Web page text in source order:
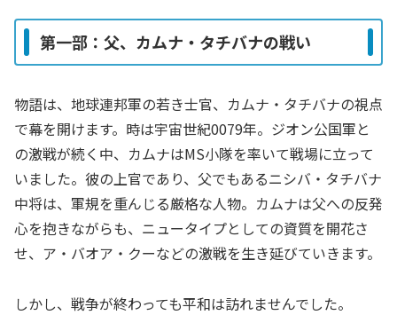
第一部：父、カムナ・タチバナの戦い
物語は、地球連邦軍の若き士官、カムナ・タチバナの視点
で幕を開けます。時は宇宙世紀0079年。ジオン公国軍と
の激戦が続く中、カムナはMS小隊を率いて戦場に立って
いました。彼の上官であり、父でもあるニシバ・タチバナ
中将は、軍規を重んじる厳格な人物。カムナは父への反発
心を抱きながらも、ニュータイプとしての資質を開花さ
せ、ア・バオア・クーなどの激戦を生き延びていきます。
しかし、戦争が終わっても平和は訪れませんでした。